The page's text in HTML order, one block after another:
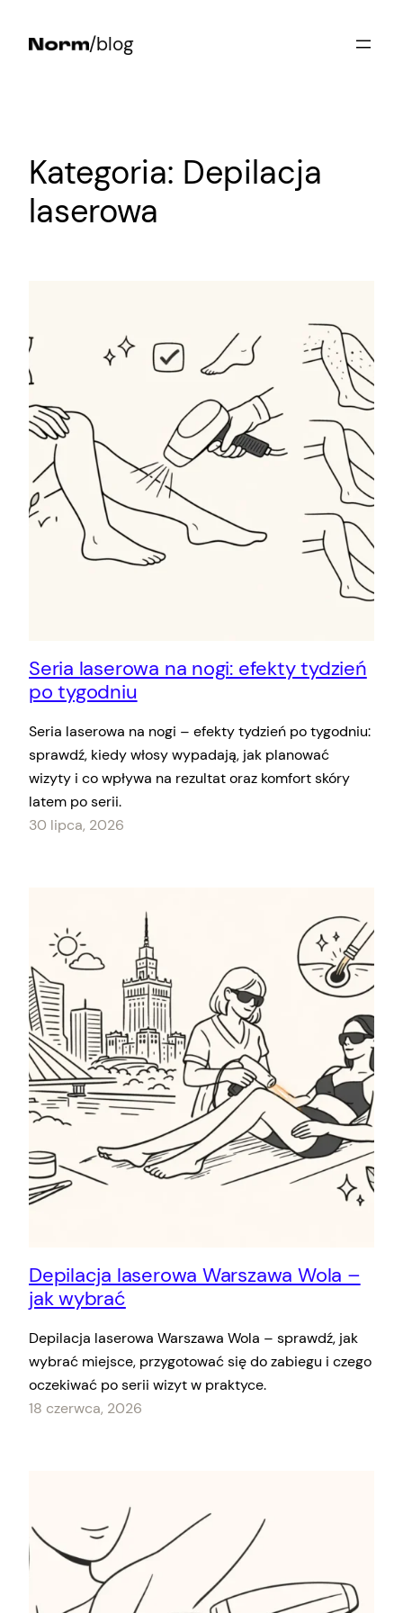
/blog
Kategoria: Depilacja
laserowa
Seria laserowa na nogi: efekty tydzień
po tygodniu
Seria laserowa na nogi – efekty tydzień po tygodniu:
sprawdź, kiedy włosy wypadają, jak planować
wizyty i co wpływa na rezultat oraz komfort skóry
latem po serii.
30 lipca, 2026
Depilacja laserowa Warszawa Wola –
jak wybrać
Depilacja laserowa Warszawa Wola – sprawdź, jak
wybrać miejsce, przygotować się do zabiegu i czego
oczekiwać po serii wizyt w praktyce.
18 czerwca, 2026